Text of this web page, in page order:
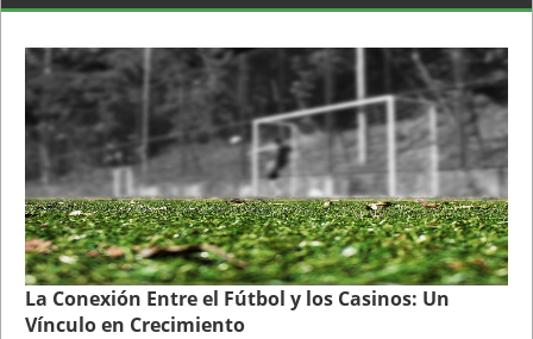
La Conexión Entre el Fútbol y los Casinos: Un
Vínculo en Crecimiento